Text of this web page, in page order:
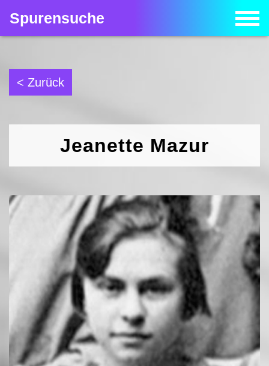
Spurensuche
< Zurück
Jeanette Mazur